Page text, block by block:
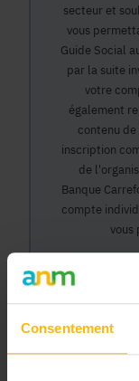
Consentement
secteur et
vous
Guide Social
par la suite
votre
également
contenu
inscription
de
Banque
compte
vous